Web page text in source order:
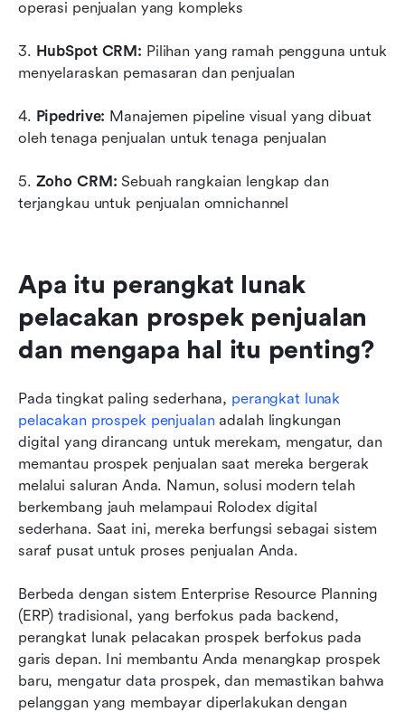
operasi penjualan yang kompleks
3. HubSpot CRM: Pilihan yang ramah pengguna untuk
menyelaraskan pemasaran dan penjualan
4. Pipedrive: Manajemen pipeline visual yang dibuat
oleh tenaga penjualan untuk tenaga penjualan
5. Zoho CRM: Sebuah rangkaian lengkap dan
terjangkau untuk penjualan omnichannel
Apa itu perangkat lunak
pelacakan prospek penjualan
dan mengapa hal itu penting?
Pada tingkat paling sederhana, perangkat lunak
pelacakan prospek penjualan adalah lingkungan
digital yang dirancang untuk merekam, mengatur, dan
memantau prospek penjualan saat mereka bergerak
melalui saluran Anda. Namun, solusi modern telah
berkembang jauh melampaui Rolodex digital
sederhana. Saat ini, mereka berfungsi sebagai sistem
saraf pusat untuk proses penjualan Anda.
Berbeda dengan sistem Enterprise Resource Planning
(ERP) tradisional, yang berfokus pada backend,
perangkat lunak pelacakan prospek berfokus pada
garis depan. Ini membantu Anda menangkap prospek
baru, mengatur data prospek, dan memastikan bahwa
pelanggan yang membayar diperlakukan dengan